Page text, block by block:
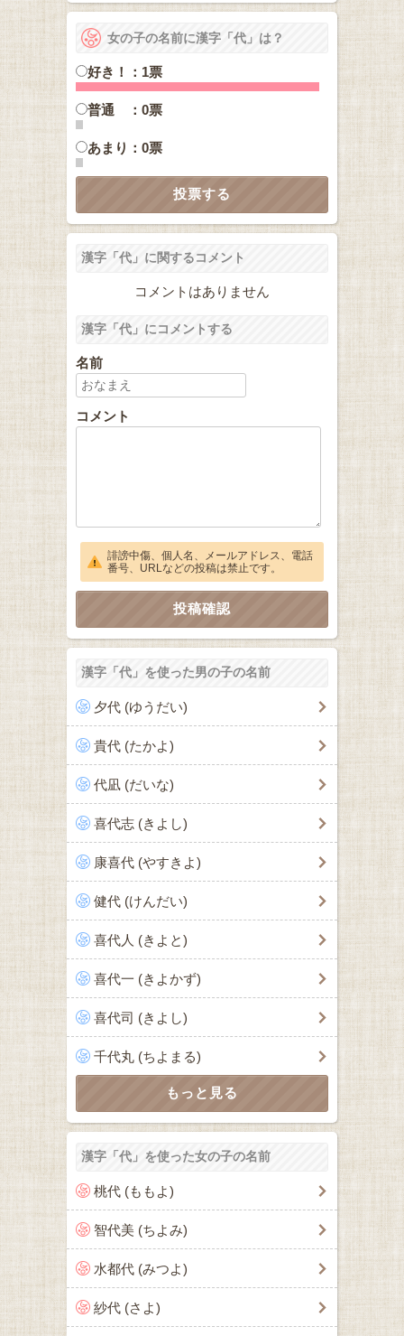
女の子の名前に漢字「代」は？
好き！：1票
普通 ：0票
あまり：0票
漢字「代」に関するコメント
コメントはありません
漢字「代」にコメントする
名前
コメント
誹謗中傷、個人名、メールアドレス、電話
番号、URLなどの投稿は禁止です。
漢字「代」を使った男の子の名前
夕代 (ゆうだい)
貴代 (たかよ)
代凪 (だいな)
喜代志 (きよし)
康喜代 (やすきよ)
健代 (けんだい)
喜代人 (きよと)
喜代一 (きよかず)
喜代司 (きよし)
千代丸 (ちよまる)
漢字「代」を使った女の子の名前
桃代 (ももよ)
智代美 (ちよみ)
水都代 (みつよ)
紗代 (さよ)